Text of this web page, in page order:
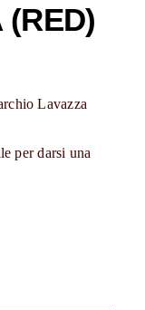
Lavazza
per darsi una